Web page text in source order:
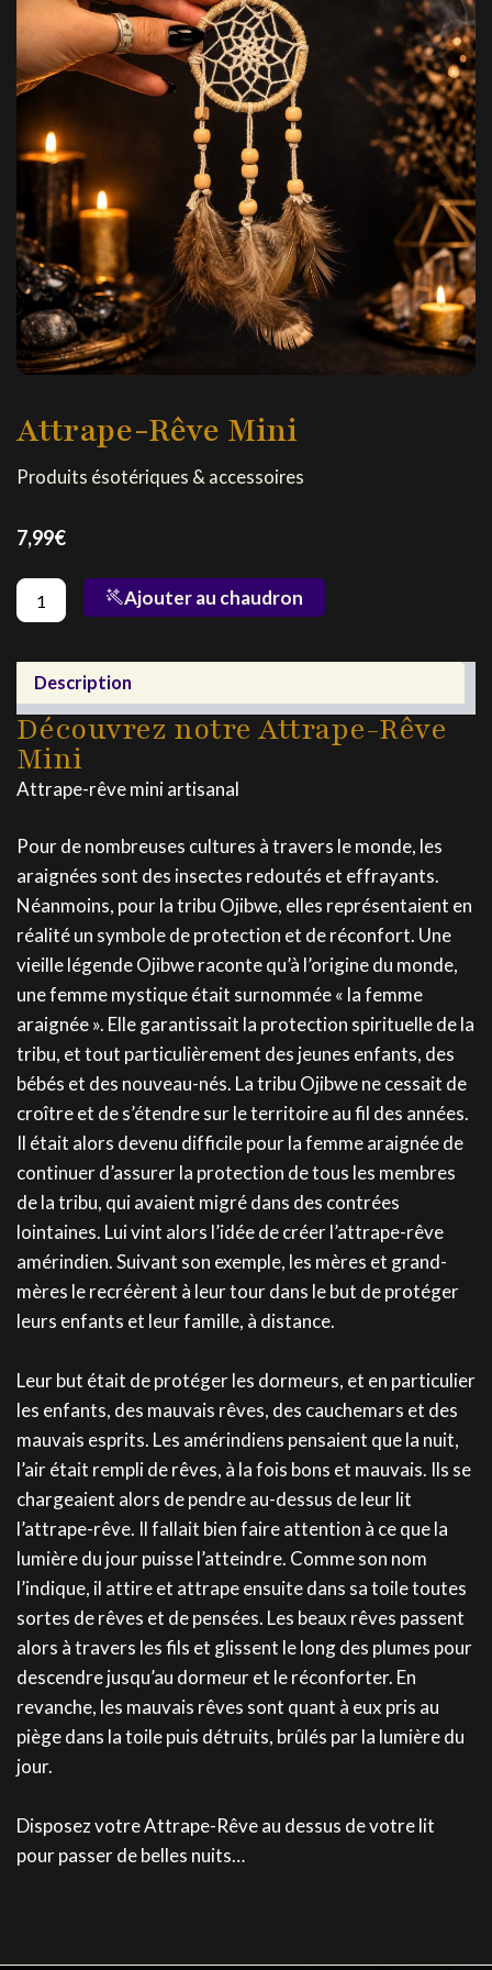
Attrape-Rêve Mini
Produits ésotériques & accessoires
7,99€
quantité
Mini
Ajouter au chaudron
Description
Découvrez notre Attrape-Rêve
Mini
Attrape-rêve mini artisanal
Pour de nombreuses cultures à travers le monde, les
araignées sont des insectes redoutés et effrayants.
Néanmoins, pour la tribu Ojibwe, elles représentaient en
réalité un symbole de protection et de réconfort. Une
vieille légende Ojibwe raconte qu’à l’origine du monde,
une femme mystique était surnommée « la femme
araignée ». Elle garantissait la protection spirituelle de la
tribu, et tout particulièrement des jeunes enfants, des
bébés et des nouveau-nés. La tribu Ojibwe ne cessait de
croître et de s’étendre sur le territoire au fil des années.
Il était alors devenu difficile pour la femme araignée de
continuer d’assurer la protection de tous les membres
de la tribu, qui avaient migré dans des contrées
lointaines. Lui vint alors l’idée de créer l’attrape-rêve
amérindien. Suivant son exemple, les mères et grand-
mères le recréèrent à leur tour dans le but de protéger
leurs enfants et leur famille, à distance.
Leur but était de protéger les dormeurs, et en particulier
les enfants, des mauvais rêves, des cauchemars et des
mauvais esprits. Les amérindiens pensaient que la nuit,
l’air était rempli de rêves, à la fois bons et mauvais. Ils se
chargeaient alors de pendre au-dessus de leur lit
l’attrape-rêve. Il fallait bien faire attention à ce que la
lumière du jour puisse l’atteindre. Comme son nom
l’indique, il attire et attrape ensuite dans sa toile toutes
sortes de rêves et de pensées. Les beaux rêves passent
alors à travers les fils et glissent le long des plumes pour
descendre jusqu’au dormeur et le réconforter. En
revanche, les mauvais rêves sont quant à eux pris au
piège dans la toile puis détruits, brûlés par la lumière du
jour.
Disposez votre Attrape-Rêve au dessus de votre lit
pour passer de belles nuits…